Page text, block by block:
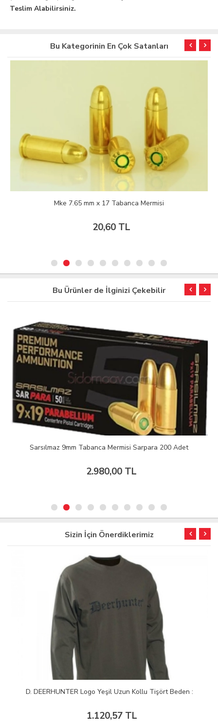
Teslim Alabilirsiniz.
Bu Kategorinin En Çok Satanları
Mke 7.65 mm x 17 Tabanca Mermisi
20,60 TL
Bu Ürünler de İlginizi Çekebilir
Sarsılmaz 9mm Tabanca Mermisi Sarpara 200 Adet
2.980,00 TL
Sizin İçin Önerdiklerimiz
D. DEERHUNTER Logo Yeşil Uzun Kollu Tişört Beden :
1.120,57 TL